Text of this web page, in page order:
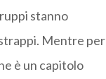
stanno
Mentre per
è un capitolo